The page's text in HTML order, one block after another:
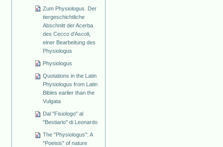
Zum Physiologus. Der
tiergeschichtliche
Abschnitt der Acerba
des Cecco d'Ascoli,
einer Bearbeitung des
Physiologus
Physiologus
Quotations in the Latin
Physiologus from Latin
Bibles earlier than the
Vulgata
Dal "Fisiologo" al
"Bestiario" di Leonardo
The "Physiologus": A
"Poeisis" of nature